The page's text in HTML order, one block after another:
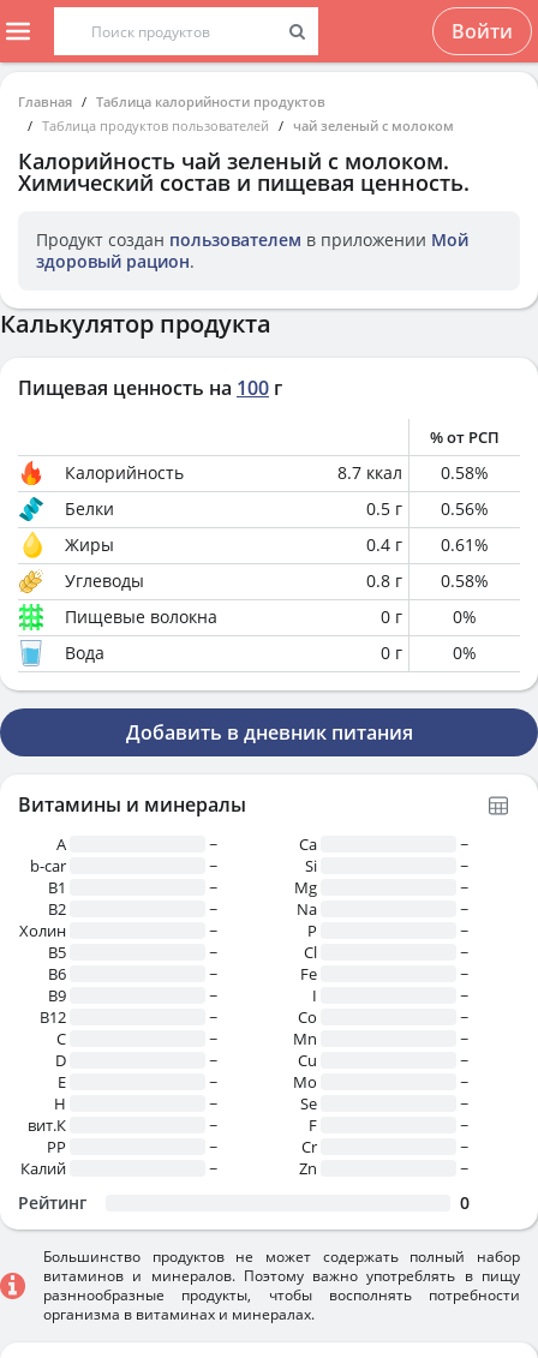
Войти
Главная
Таблица калорийности продуктов
Таблица продуктов пользователей
чай зеленый с молоком
Калорийность чай зеленый с молоком.
Химический состав и пищевая ценность.
Продукт создан пользователем в приложении Мой
здоровый рацион.
Калькулятор продукта
Пищевая ценность на 100 г
% от РСП
Калорийность 8.7 ккал 0.58%
Белки
0.5 г 0.56%
Жиры
0.4 г 0.61%
Углеводы
0.8 г 0.58%
Пищевые волокна
0 г 0%
Вода
0 г 0%
Добавить в дневник питания
Витамины и минералы
A
~
b-car
~
В1
~
B2
~
Холин
~
B5
~
B6
~
B9
~
B12
~
C
~
D
~
E
~
H
~
вит.К
~
PP
~
Калий
~
Ca
~
Si
~
Mg
~
Na
~
P
~
Cl
~
Fe
~
I
~
Co
~
Mn
~
Cu
~
Mo
~
Se
~
F
~
Cr
~
Zn
~
Рейтинг 0
Большинство продуктов не может содержать полный набор
витаминов и минералов. Поэтому важно употреблять в пищу
разннообразные продукты, чтобы восполнять потребности
организма в витаминах и минералах.